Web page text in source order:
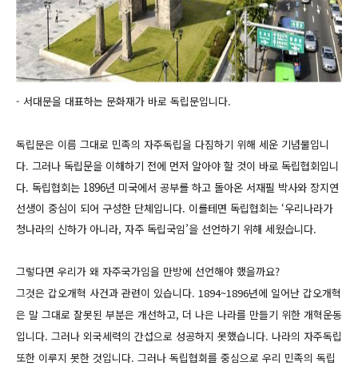
- 서대문을 대표하는 문화재가 바로 독립문입니다.
독립문은 이름 그대로 민족의 자주독립을 다짐하기 위해 세운 기념물입니
다. 그러나 독립문을 이해하기 전에 먼저 알아야 할 것이 바로 독립협회입니
다. 독립협회는 1896년 미국에서 공부를 하고 돌아온 서재필 박사와 장지연
선생이 중심이 되어 구성한 단체입니다. 이를테면 독립협회는 ‘우리나라가
청나라의 신하가 아니라, 자주 독립국임’을 선언하기 위해 세웠습니다.
그렇다면 우리가 왜 자주국가임을 만방에 선언해야 했을까요?
그것은 갑오개혁 사건과 관련이 있습니다. 1894~1896년에 일어난 갑오개혁
은 말 그대로 잘못된 부분은 개선하고, 더 나은 나라를 만들기 위한 개혁운동
입니다. 그러나 외국세력의 간섭으로 성공하지 못했습니다. 나라의 자주독립
또한 이루지 못한 것입니다. 그러나 독립협회를 중심으로 우리 민족의 독립